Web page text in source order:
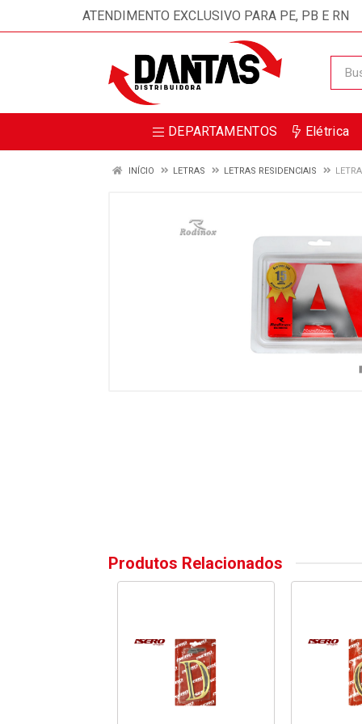
ATENDIMENTO EXCLUSIVO PARA PE, PB E RN
DEPARTAMENTOS Elétrica
INÍCIO LETRAS LETRAS RESIDENCIAIS
Produtos Relacionados